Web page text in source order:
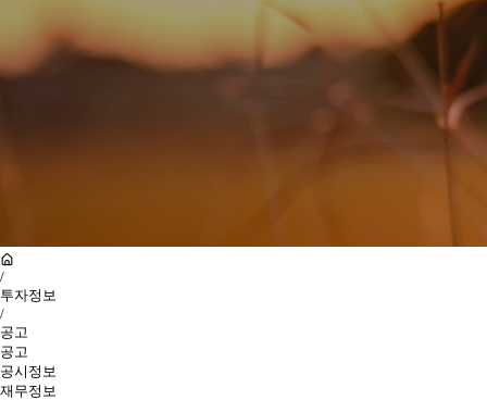
/
투자정보
/
공고
공고
공시정보
재무정보